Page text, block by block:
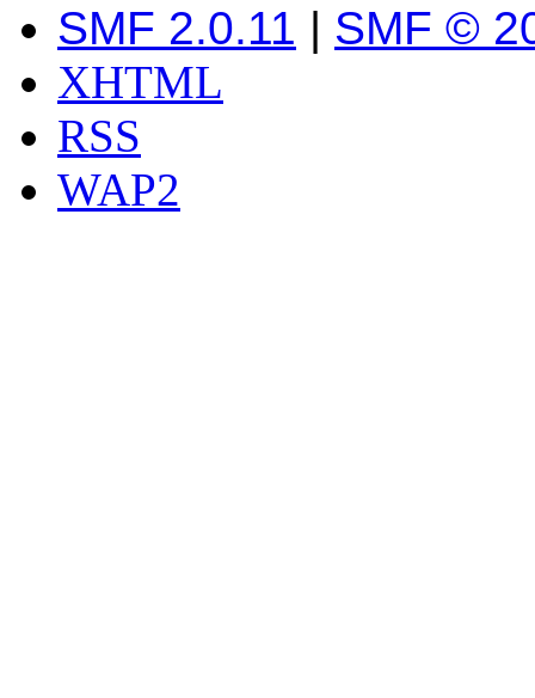
SMF 2.0.11 | SMF ©
XHTML
RSS
WAP2